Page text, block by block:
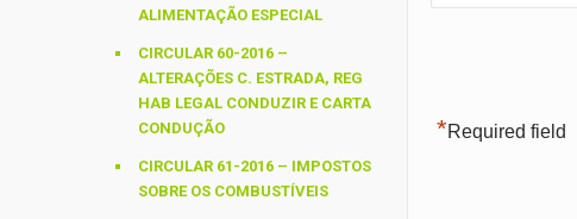
*Required field
ALIMENTAÇÃO ESPECIAL
CIRCULAR 60-2016 –
ALTERAÇÕES C. ESTRADA, REG
HAB LEGAL CONDUZIR E CARTA
CONDUÇÃO
CIRCULAR 61-2016 – IMPOSTOS
SOBRE OS COMBUSTÍVEIS